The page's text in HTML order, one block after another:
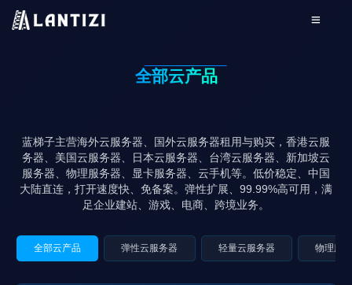
全部云产品
蓝梯子主营海外云服务器、国外云服务器租用与购买，香港云服
务器、美国云服务器、日本云服务器、台湾云服务器、新加坡云
服务器、物理服务器、显卡服务器、云手机等。低价稳定、中国
大陆直连，打开速度快、免备案。弹性扩展、99.99%高可用，满
足企业建站、游戏、电商、跨境业务。
全部云产品 弹性云服务器 轻量云服务器 物理服